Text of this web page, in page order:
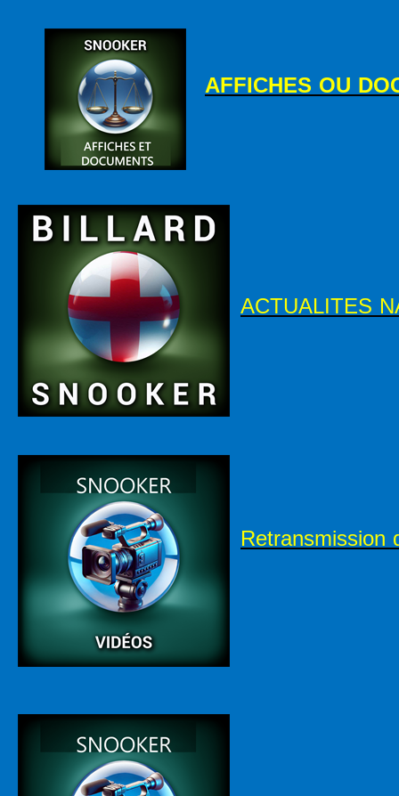
AFFICHES OU
ACTUALITES
Retransmission